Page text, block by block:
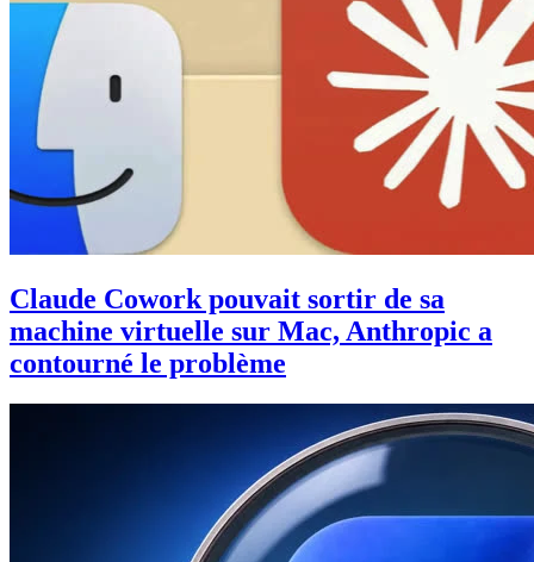
Claude Cowork pouvait sortir de sa
machine virtuelle sur Mac, Anthropic a
contourné le problème